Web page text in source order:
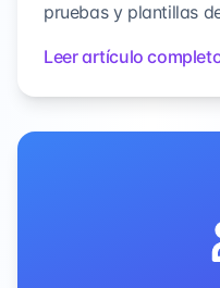
pruebas y plantillas
Instagram.
Leer artículo